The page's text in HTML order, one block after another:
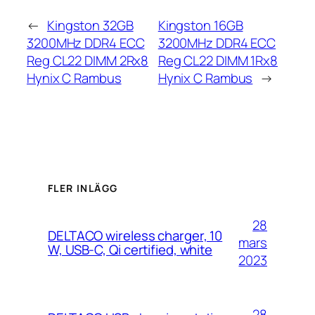
← Kingston 32GB
3200MHz DDR4 ECC
Reg CL22 DIMM 2Rx8
Hynix C Rambus
Kingston 16GB
3200MHz DDR4 ECC
Reg CL22 DIMM 1Rx8
Hynix C Rambus →
FLER INLÄGG
DELTACO wireless charger, 10
W, USB-C, Qi certified, white
28
mars
2023